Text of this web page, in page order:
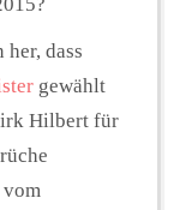
dass
gewählt
Hilbert für